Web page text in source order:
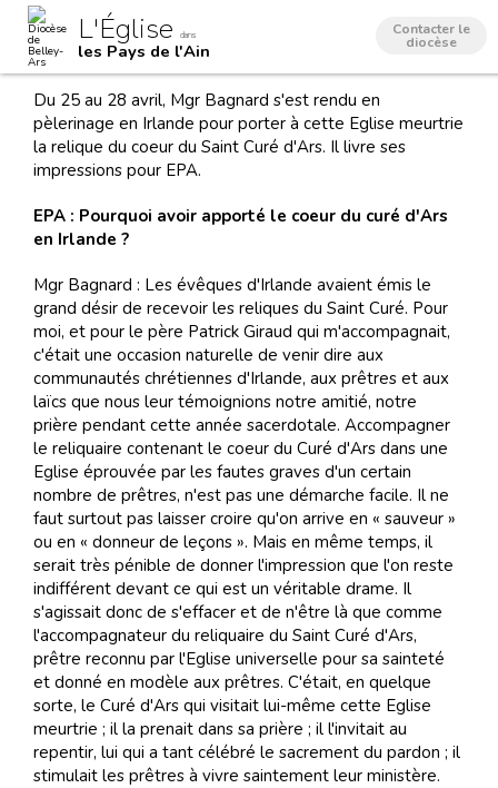
contenu.
navigation
Outils
personnels
L'Église dans
les Pays de l'Ain
Contacter le
diocèse
Du 25 au 28 avril, Mgr Bagnard s'est rendu en
pèlerinage en Irlande pour porter à cette Eglise meurtrie
la relique du coeur du Saint Curé d'Ars. Il livre ses
impressions pour EPA.
EPA : Pourquoi avoir apporté le coeur du curé d'Ars
en Irlande ?
Mgr Bagnard : Les évêques d'Irlande avaient émis le
grand désir de recevoir les reliques du Saint Curé. Pour
moi, et pour le père Patrick Giraud qui m'accompagnait,
c'était une occasion naturelle de venir dire aux
communautés chrétiennes d'Irlande, aux prêtres et aux
laïcs que nous leur témoignions notre amitié, notre
prière pendant cette année sacerdotale. Accompagner
le reliquaire contenant le coeur du Curé d'Ars dans une
Eglise éprouvée par les fautes graves d'un certain
nombre de prêtres, n'est pas une démarche facile. Il ne
faut surtout pas laisser croire qu'on arrive en « sauveur »
ou en « donneur de leçons ». Mais en même temps, il
serait très pénible de donner l'impression que l'on reste
indifférent devant ce qui est un véritable drame. Il
s'agissait donc de s'effacer et de n'être là que comme
l'accompagnateur du reliquaire du Saint Curé d'Ars,
prêtre reconnu par l'Eglise universelle pour sa sainteté
et donné en modèle aux prêtres. C'était, en quelque
sorte, le Curé d'Ars qui visitait lui-même cette Eglise
meurtrie ; il la prenait dans sa prière ; il l'invitait au
repentir, lui qui a tant célébré le sacrement du pardon ; il
stimulait les prêtres à vivre saintement leur ministère.